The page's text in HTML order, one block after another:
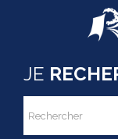
Aller au contenu principal
JE
Rechercher